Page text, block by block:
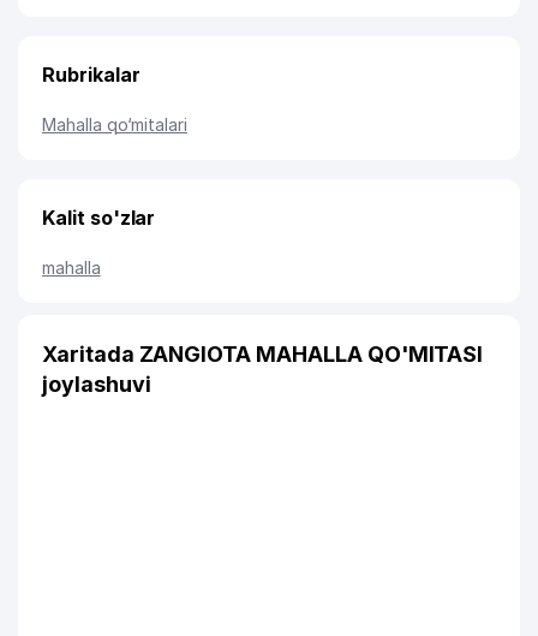
Rubrikalar
Mahalla qo‘mitalari
Kalit so'zlar
mahalla
Xaritada ZANGIOTA MAHALLA QO'MITASI
joylashuvi